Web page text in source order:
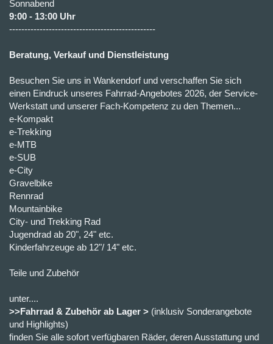
Sonnabend
9:00 - 13:00 Uhr
------------------------------------------------
Beratung, Verkauf und Dienstleistung
Besuchen Sie uns in Wankendorf und verschaffen Sie sich
einen Eindruck unseres Fahrrad-Angebotes 2026, der Service-
Werkstatt und unserer Fach-Kompetenz zu den Themen...
e-Kompakt
e-Trekking
e-MTB
e-SUB
e-City
Gravelbike
Rennrad
Mountainbike
City- und Trekking Rad
Jugendrad ab 20", 24" etc.
Kinderfahrzeuge ab 12"/ 14" etc.
Teile und Zubehör
unter....
>>Fahrrad & Zubehör ab Lager > (inklusiv Sonderangebote
und Highlights)
finden Sie alle sofort verfügbaren Räder, deren Ausstattung und